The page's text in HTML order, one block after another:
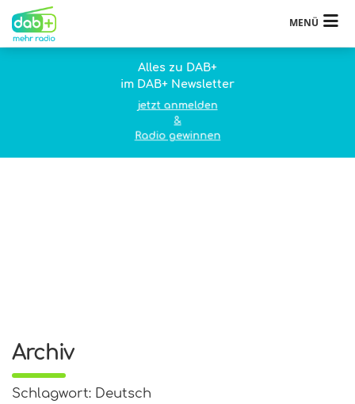
MENÜ
Alles zu DAB+
im DAB+ Newsletter
jetzt anmelden
&
Radio gewinnen
Archiv
Schlagwort: Deutsch